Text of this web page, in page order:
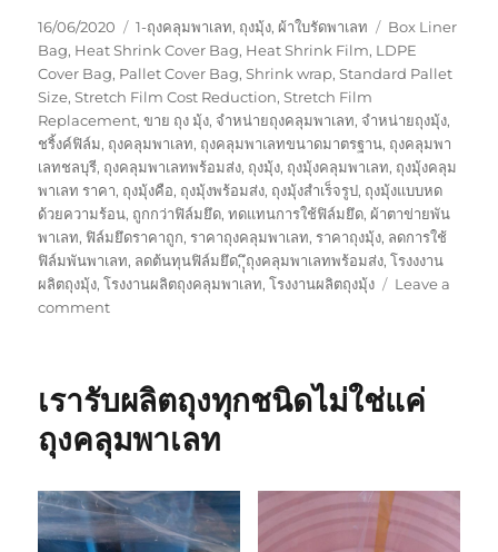
Posted
on
16/06/2020 Categories
1-ถุงคลุมพาเลท, ถุงมุ้ง, ผ้าใบรัดพาเลท Tags
Box Liner
Bag, Heat Shrink Cover Bag, Heat Shrink Film, LDPE
Cover Bag, Pallet Cover Bag,Shrink wrap,Standard Pallet
Size,Stretch Film Cost Reduction,Stretch Film
Replacement,ขาย ถุง มุ้ง, จำหน่ายถุงคลุมพาเลท, จำหน่ายถุงมุ้ง,
ชริ้งค์ฟิล์ม, ถุงคลุมพาเลท, ถุงคลุมพาเลทขนาดมาตรฐาน, ถุงคลุมพา
เลทชลบุรี, ถุงคลุมพาเลทพร้อมส่ง, ถุงมุ้ง, ถุงมุ้งคลุมพาเลท, ถุงมุ้งคลุม
พาเลท ราคา, ถุงมุ้งคือ, ถุงมุ้งพร้อมส่ง, ถุงมุ้งสำเร็จรูป, ถุงมุ้งแบบหด
ด้วยความร้อน, ถูกกว่าฟิล์มยึด,ทดแทนการใช้ฟิล์มยึด, ผ้าตาข่ายพัน
พาเลท, ฟิล์มยึดราคาถูก,ราคาถุงคลุมพาเลท,ราคาถุงมุ้ง, ลดการใช้
ฟิล์มพันพาเลท, ลดต้นทุนฟิล์มยึด,ุุึถุงคลุมพาเลทพร้อมส่ง,โรงงงาน
ผลิตถุงมุ้ง,โรงงานผลิตถุงคลุมพาเลท,โรงงานผลิตถุงมุ้ง
Leave a
commenton
และ
จำหน่าย
ทุก
รูป
แบบ
เรารับผลิตถุงทุกชนิดไม่ใช่แค่
ถุงคลุมพาเลท